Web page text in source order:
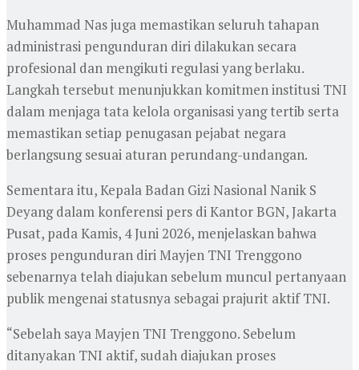
Muhammad Nas juga memastikan seluruh tahapan
administrasi pengunduran diri dilakukan secara
profesional dan mengikuti regulasi yang berlaku.
Langkah tersebut menunjukkan komitmen institusi TNI
dalam menjaga tata kelola organisasi yang tertib serta
memastikan setiap penugasan pejabat negara
berlangsung sesuai aturan perundang-undangan.
Sementara itu, Kepala Badan Gizi Nasional Nanik S
Deyang dalam konferensi pers di Kantor BGN, Jakarta
Pusat, pada Kamis, 4 Juni 2026, menjelaskan bahwa
proses pengunduran diri Mayjen TNI Trenggono
sebenarnya telah diajukan sebelum muncul pertanyaan
publik mengenai statusnya sebagai prajurit aktif TNI.
“Sebelah saya Mayjen TNI Trenggono. Sebelum
ditanyakan TNI aktif, sudah diajukan proses